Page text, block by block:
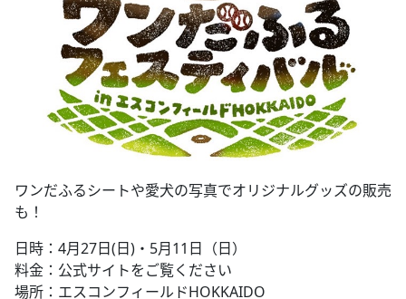
ワンだふるシートや愛犬の写真でオリジナルグッズの販売
も！
日時：4月27日(日)・5月11日（日）
料金：公式サイトをご覧ください
場所：エスコンフィールドHOKKAIDO